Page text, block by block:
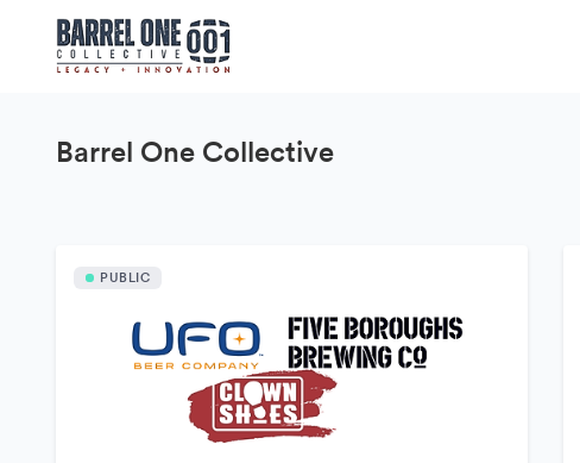
Barrel One Collective
PUBLIC